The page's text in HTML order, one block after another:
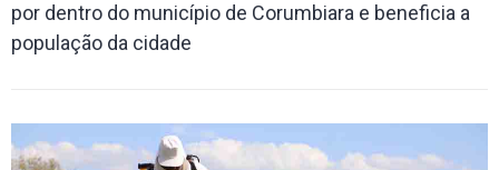
por dentro do município de Corumbiara e beneficia a
população da cidade